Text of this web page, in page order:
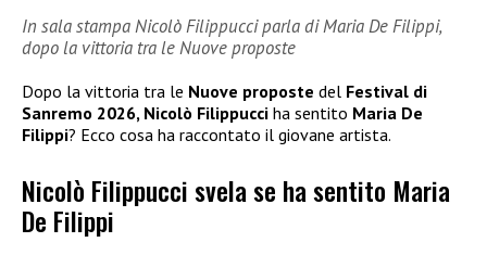
In sala stampa Nicolò Filippucci parla di Maria De Filippi,
dopo la vittoria tra le Nuove proposte
Dopo la vittoria tra le Nuove proposte del Festival di
Sanremo 2026, Nicolò Filippucci ha sentito Maria De
Filippi? Ecco cosa ha raccontato il giovane artista.
Nicolò Filippucci svela se ha sentito Maria
De Filippi